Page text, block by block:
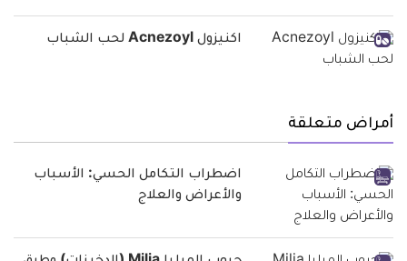
اكنيزول Acnezoyl لحب الشباب
أمراض متعلقة
اضطراب التكامل الحسي: الأسباب
والأعراض والعلاج